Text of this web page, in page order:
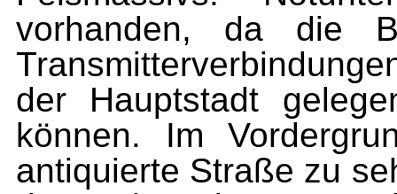
vorhanden, da die
der Hauptstadt
können. Im
antiquierte Straße zu